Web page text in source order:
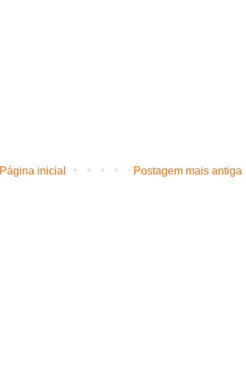
Postagem mais antiga
Página inicial